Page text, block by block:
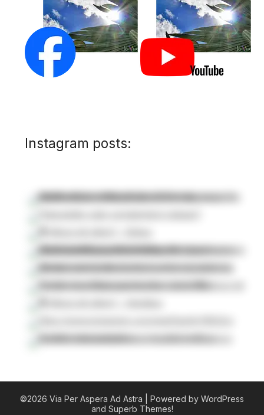
Instagram posts:
©2026 Via Per Aspera Ad Astra
| Powered by WordPress
and Superb Themes!